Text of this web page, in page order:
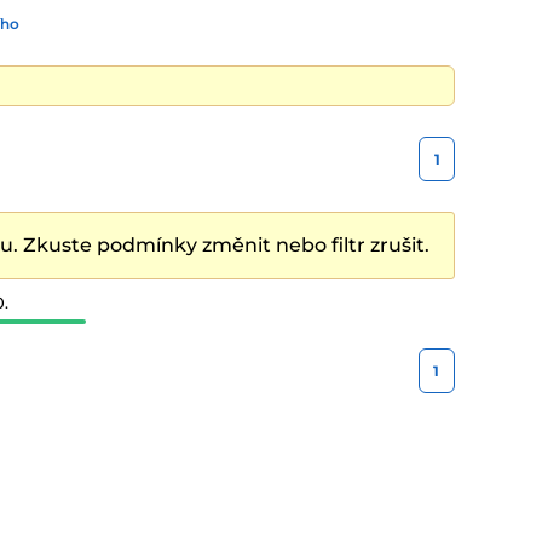
1
Zkuste podmínky změnit nebo filtr zrušit.
1